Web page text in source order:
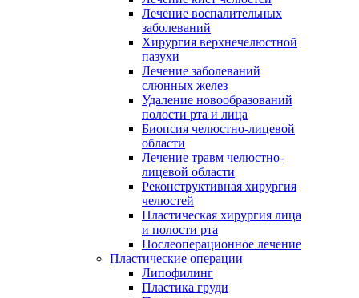
Лечение воспалительных
заболеваний
Хирургия верхнечелюстной
пазухи
Лечение заболеваний
слюнных желез
Удаление новообразований
полости рта и лица
Биопсия челюстно-лицевой
области
Лечение травм челюстно-
лицевой области
Реконструктивная хирургия
челюстей
Пластическая хирургия лица
и полости рта
Послеоперационное лечение
Пластические операции
Липофилинг
Пластика груди